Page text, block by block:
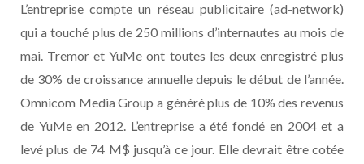
L’entreprise compte un réseau publicitaire (ad-network)
qui a touché plus de 250 millions d’internautes au mois de
mai. Tremor et YuMe ont toutes les deux enregistré plus
de 30% de croissance annuelle depuis le début de l’année.
Omnicom Media Group a généré plus de 10% des revenus
de YuMe en 2012. L’entreprise a été fondé en 2004 et a
levé plus de 74 M$ jusqu’à ce jour. Elle devrait être cotée